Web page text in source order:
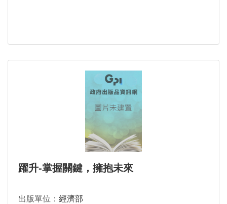
躍升-掌握關鍵，擁抱未來
出版單位： 經濟部